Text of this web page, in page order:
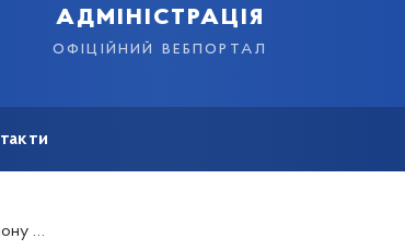
адміністрація
офіційний вебпортал